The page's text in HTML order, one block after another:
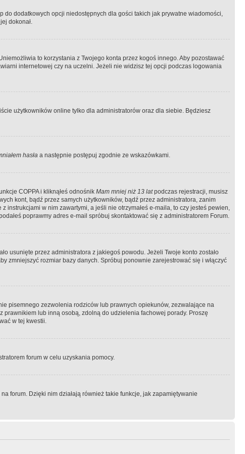
do dodatkowych opcji niedostępnych dla gości takich jak prywatne wiadomości,
dokonał.
to korzystania z Twojego konta przez kogoś innego. Aby pozostawać
internetowej czy na uczelni. Jeżeli nie widzisz tej opcji podczas logowania
użytkowników online tylko dla administratorów oraz dla siebie. Będziesz
hasła a następnie postępuj zgodnie ze wskazówkami.
COPPA i kliknąłeś odnośnik Mam mniej niż 13 latpodczas rejestracji, musisz
kont, bądź przez samych użytkowników, bądź przez administratora, zanim
w nim zawartymi, a jeśli nie otrzymałeś e-maila, to czy jesteś pewien,
poprawmy adres e-mail spróbuj skontaktować się z administratorem Forum.
usunięte przez administratora z jakiegoś powodu. Jeżeli Twoje konto zostało
zmniejszyć rozmiar bazy danych. Spróbuj ponownie zarejestrować się i włączyć
pisemnego zezwolenia rodziców lub prawnych opiekunów, zezwalające na
lub inną osobą, zdolną do udzielenia fachowej porady. Proszę
w tej kwestii.
forum w celu uzyskania pomocy.
forum. Dzięki nim działają również takie funkcje, jak zapamiętywanie